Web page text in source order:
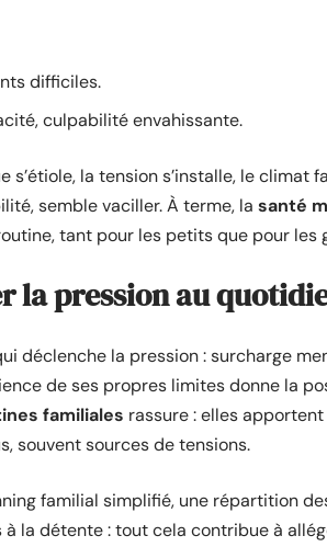
difficiles.
culpabilité envahissante.
la tension s’installe, le climat
semble vaciller. À terme, la santé
tant pour les petits que pour les
la pression au
déclenche la pression : surcharge
de ses propres limites donne la
familiales rassure : elles
souvent sources de tensions.
familial simplifié, une répartition
la détente : tout cela contribue à